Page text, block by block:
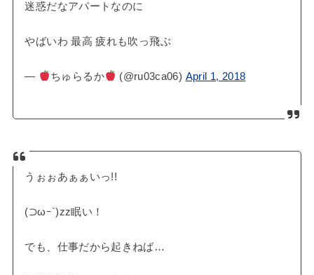
迷惑だなアパートなのに
やばいわ 最高 疲れも吹っ飛ぶ
— ちゅらるか (@ru03ca06) April 1, 2018
うぉぉあぁぁいっ!!
(⊃ωｰ`)zz眠い！
でも、仕事だから起きねば…